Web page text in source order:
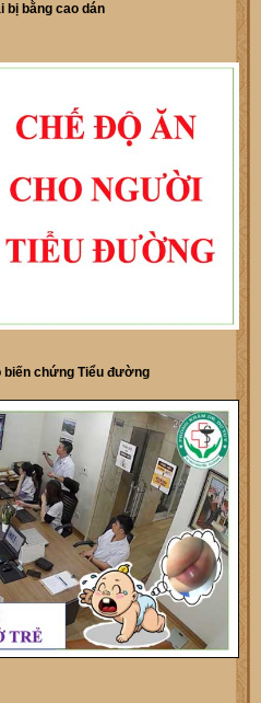
bị bằng cao dán
biến chứng Tiểu đường